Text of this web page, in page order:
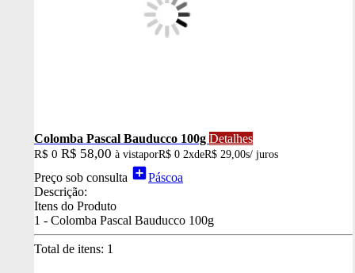
Colomba Pascal Bauducco 100g Detalhes
R$ 0 R$ 58,00 à vistaporR$ 0 2xdeR$ 29,00s/ juros
Preço sob consulta add_boxPáscoa
Descrição:
Itens do Produto
1 - Colomba Pascal Bauducco 100g
Total de itens: 1